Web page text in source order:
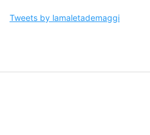
Tweets by lamaletademaggi